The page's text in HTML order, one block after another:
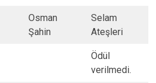
​Osman
Şahin
​Selam
Ateşleri
​Ödül
verilmedi.